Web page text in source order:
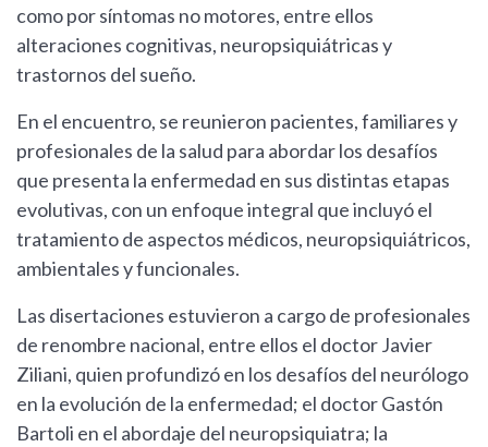
como por síntomas no motores, entre ellos
alteraciones cognitivas, neuropsiquiátricas y
trastornos del sueño.
En el encuentro, se reunieron pacientes, familiares y
profesionales de la salud para abordar los desafíos
que presenta la enfermedad en sus distintas etapas
evolutivas, con un enfoque integral que incluyó el
tratamiento de aspectos médicos, neuropsiquiátricos,
ambientales y funcionales.
Las disertaciones estuvieron a cargo de profesionales
de renombre nacional, entre ellos el doctor Javier
Ziliani, quien profundizó en los desafíos del neurólogo
en la evolución de la enfermedad; el doctor Gastón
Bartoli en el abordaje del neuropsiquiatra; la